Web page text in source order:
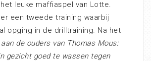
leuke maffiaspel van Lotte.
een tweede training waarbij
opging in de drilltraining. Na het
de ouders van Thomas Mous:
gezicht goed te wassen tegen